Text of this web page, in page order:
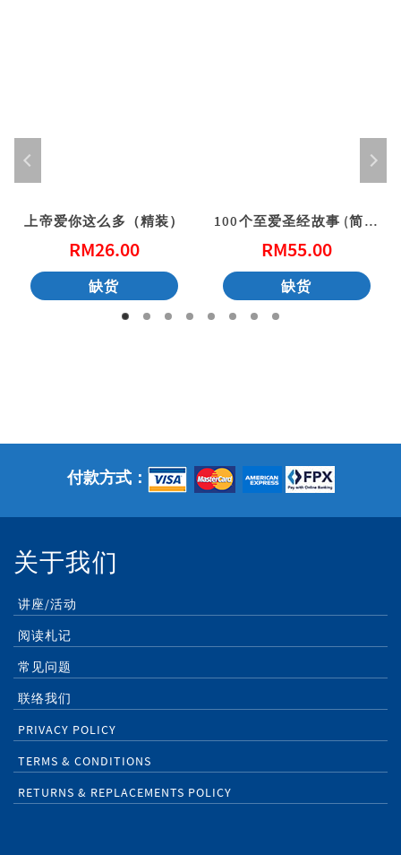
上帝爱你这么多（精装）
RM26.00
缺货
100个至爱圣经故事 (简体)
RM55.00
缺货
付款方式：
关于我们
讲座/活动
阅读札记
常见问题
联络我们
PRIVACY POLICY
TERMS & CONDITIONS
RETURNS & REPLACEMENTS POLICY